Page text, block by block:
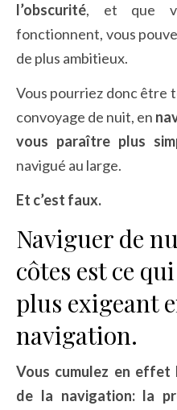
l’obscurité, et que
fonctionnent, vous
de plus ambitieux.
Vous pourriez donc être
convoyage de nuit, en
vous paraître plus
navigué au large.
Et c’est faux.
Naviguer de
côtes est ce
plus exigeant
navigation.
Vous cumulez en
de la navigation: la